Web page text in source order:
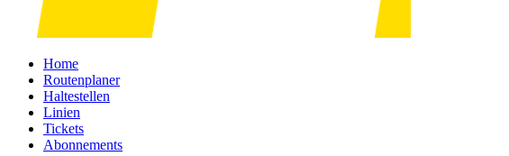
Home
Routenplaner
Haltestellen
Linien
Tickets
Abonnements